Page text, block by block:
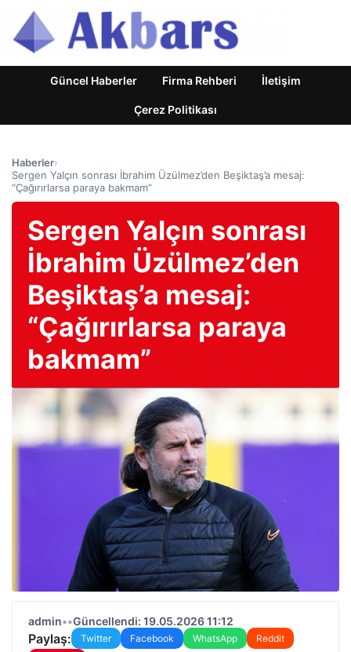
Güncel Haberler Firma Rehberi İletişim
Çerez Politikası
Haberler›
Sergen Yalçın sonrası İbrahim Üzülmez’den Beşiktaş’a mesaj:
“Çağırırlarsa paraya bakmam”
Sergen Yalçın sonrası
İbrahim Üzülmez’den
Beşiktaş’a mesaj:
“Çağırırlarsa paraya
bakmam”
admin••Güncellendi: 19.05.2026 11:12
Paylaş: Twitter Facebook WhatsApp
Reddit